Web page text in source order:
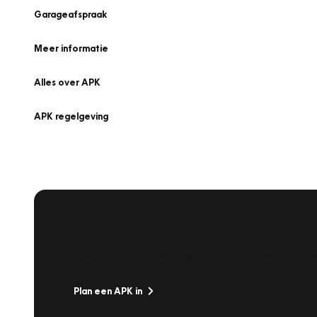
Garageafspraak
Meer informatie
Alles over APK
APK regelgeving
Plan een APK in